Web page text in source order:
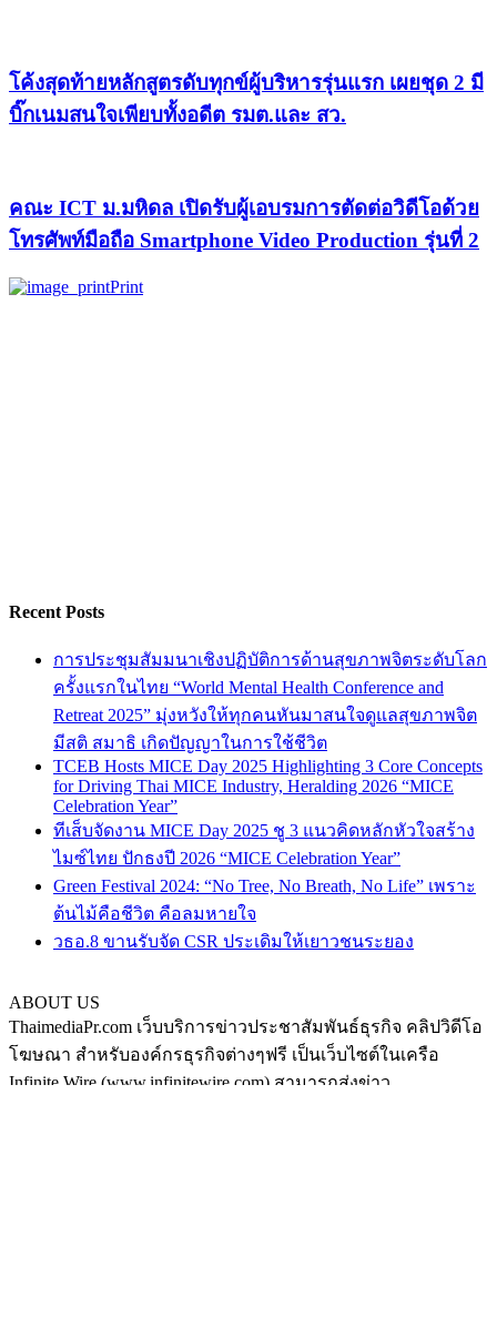
โค้งสุดท้ายหลักสูตรดับทุกข์ผู้บริหารรุ่นแรก เผยชุด 2 มี
บิ๊กเนมสนใจเพียบทั้งอดีต รมต.และ สว.
คณะ ICT ม.มหิดล เปิดรับผู้เอบรมการตัดต่อวิดีโอด้วย
โทรศัพท์มือถือ Smartphone Video Production รุ่นที่ 2
Print
Recent Posts
การประชุมสัมมนาเชิงปฏิบัติการด้านสุขภาพจิตระดับโลก
ครั้งแรกในไทย “World Mental Health Conference and
Retreat 2025” มุ่งหวังให้ทุกคนหันมาสนใจดูแลสุขภาพจิต
มีสติ สมาธิ เกิดปัญญาในการใช้ชีวิต
TCEB Hosts MICE Day 2025 Highlighting 3 Core Concepts
for Driving Thai MICE Industry, Heralding 2026 “MICE
Celebration Year”
ทีเส็บจัดงาน MICE Day 2025 ชู 3 แนวคิดหลักหัวใจสร้าง
ไมซ์ไทย ปักธงปี 2026 “MICE Celebration Year”
Green Festival 2024: “No Tree, No Breath, No Life” เพราะ
ต้นไม้คือชีวิต คือลมหายใจ
วธอ.8 ขานรับจัด CSR ประเดิมให้เยาวชนระยอง
ABOUT US
ThaimediaPr.com เว็บบริการข่าวประชาสัมพันธ์ธุรกิจ คลิปวิดีโอ
โฆษณา สำหรับองค์กรธุรกิจต่างๆฟรี เป็นเว็บไซต์ในเครือ
Infinite Wire (www.infinitewire.com) สามารถส่งข่าว